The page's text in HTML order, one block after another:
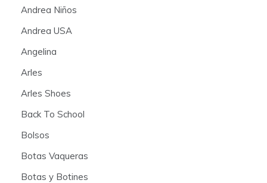
Andrea Niños
Andrea USA
Angelina
Arles
Arles Shoes
Back To School
Bolsos
Botas Vaqueras
Botas y Botines